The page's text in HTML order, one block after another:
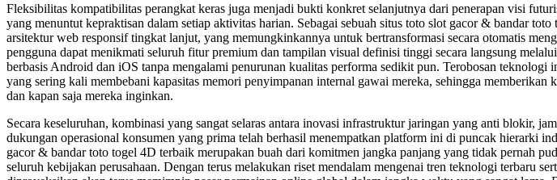
Fleksibilitas kompatibilitas perangkat keras juga menjadi bukti konkret selanjutnya dari penerapan visi
yang menuntut kepraktisan dalam setiap aktivitas harian. Sebagai sebuah situs toto slot gacor & bandar
arsitektur web responsif tingkat lanjut, yang memungkinkannya untuk bertransformasi secara otomatis
pengguna dapat menikmati seluruh fitur premium dan tampilan visual definisi tinggi secara langsung
berbasis Android dan iOS tanpa mengalami penurunan kualitas performa sedikit pun. Terobosan
yang sering kali membebani kapasitas memori penyimpanan internal gawai mereka, sehingga
dan kapan saja mereka inginkan.
Secara keseluruhan, kombinasi yang sangat selaras antara inovasi infrastruktur jaringan yang anti blokir,
dukungan operasional konsumen yang prima telah berhasil menempatkan platform ini di puncak hierarki
gacor & bandar toto togel 4D terbaik merupakan buah dari komitmen jangka panjang yang tidak pernah
seluruh kebijakan perusahaan. Dengan terus melakukan riset mendalam mengenai tren teknologi terbaru